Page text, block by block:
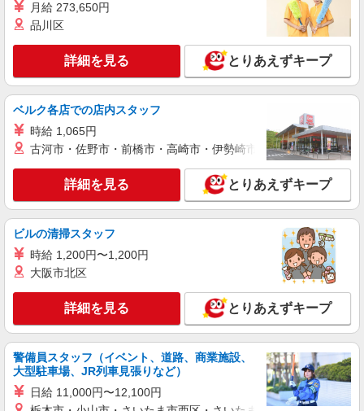
勤務（社保加入者）の場合は時給1,650円 ＊早朝
夜間（〜8:00、18:00〜）：時給2,000円〜 ＊日曜
（ヘルパー1級・2級）】 時給1,520円 ◎週20時間
以上勤務（社保加入者）の場合は時給1,570円 ＊
早朝夜間（〜8:00、18:00〜）：時給1,900円〜 ＊
日曜祝日：時給1,820円〜 ◎身体介助、生活援助
が同時給 ◎キャンセル手当：職務時給の60％支給
キープ 詳細を見る
そんぽの家S 船橋前原/2076ba1
【介護福祉士】 月給：256,800円 年収例：347
万円〜 ※職務手当、特別職務手当、働きがい向上
手当、日祝手当（月平均2回分）、 夜勤手当（月
平均3回分）等、毎月平均的に支払われる手当を含
みます。 ◎残業時は別途時間外手当支給（超過1
分〜） ◎賞与 基本給2.08ヶ月分/年支給
千葉県船橋市前原西3丁目16-6
キープ 詳細を見る
アルバイト
そんぽの家S 船橋印内/2077bc3
登録ヘルパー
時給：1,230円 ーーーーーーー 【資格取得
後】 時給1,520円〜 ＊早朝夜間：時給1,900円〜
＊日曜祝日：時給1,820円〜 ーーーーーーー
千葉県船橋市印内2丁目10-5
キープ 詳細を見る
月給 273,650円
品川区
詳細を見る とりあえずキープ
ベルク各店での店内スタッフ
時給 1,065円
古河市・佐野市・前橋市・高崎市・伊勢崎市・太田市・館林市
詳細を見る とりあえずキープ
ビルの清掃スタッフ
時給 1,200円〜1,200円
大阪市北区
詳細を見る とりあえずキープ
警備員スタッフ（イベント、道路、商業施設、
大型駐車場、JR列車見張りなど）
日給 11,000円〜12,100円